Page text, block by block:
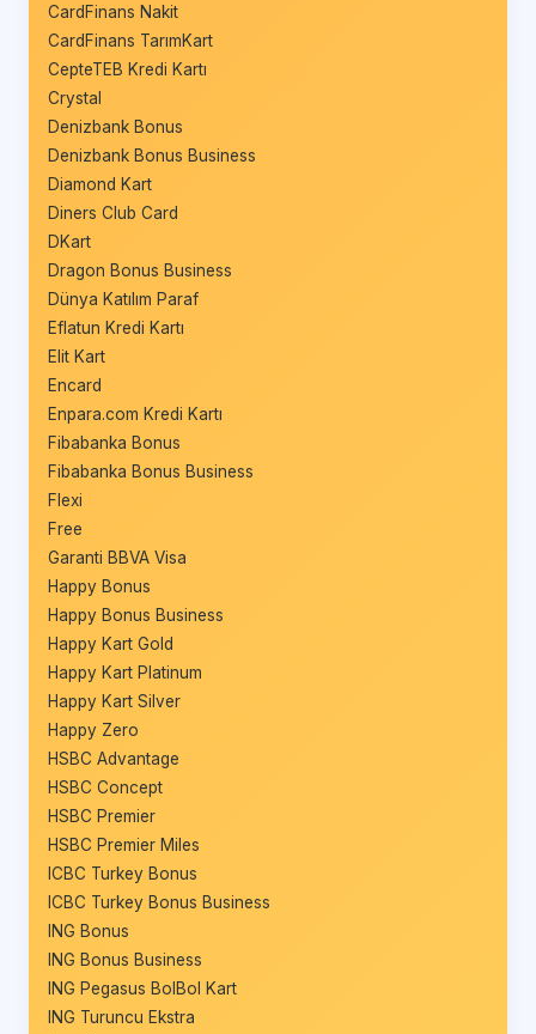
CardFinans Nakit
CardFinans TarımKart
CepteTEB Kredi Kartı
Crystal
Denizbank Bonus
Denizbank Bonus Business
Diamond Kart
Diners Club Card
DKart
Dragon Bonus Business
Dünya Katılım Paraf
Eflatun Kredi Kartı
Elit Kart
Encard
Enpara.com Kredi Kartı
Fibabanka Bonus
Fibabanka Bonus Business
Flexi
Free
Garanti BBVA Visa
Happy Bonus
Happy Bonus Business
Happy Kart Gold
Happy Kart Platinum
Happy Kart Silver
Happy Zero
HSBC Advantage
HSBC Concept
HSBC Premier
HSBC Premier Miles
ICBC Turkey Bonus
ICBC Turkey Bonus Business
ING Bonus
ING Bonus Business
ING Pegasus BolBol Kart
ING Turuncu Ekstra